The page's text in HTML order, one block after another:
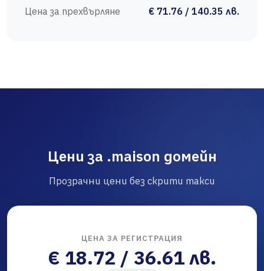
Цена за прехвърляне
€ 71.76 / 140.35 лв.
Цени за .maison домейн
Прозрачни цени без скрити такси
ЦЕНА ЗА РЕГИСТРАЦИЯ
€ 18.72 / 36.61 лв.